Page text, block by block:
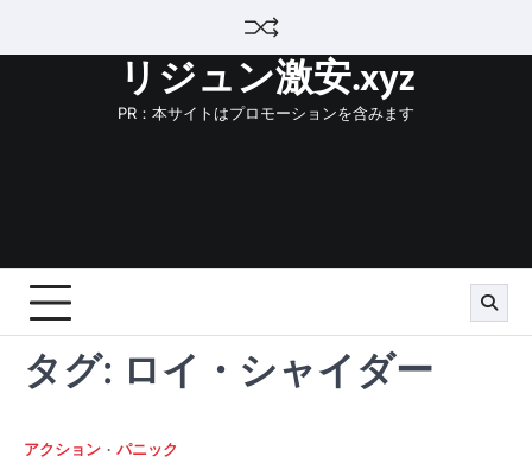
リジュン激安.xyz
PR：本サイトはプロモーションを含みます
タグ: ロイ・シャイダー
アクション パニック